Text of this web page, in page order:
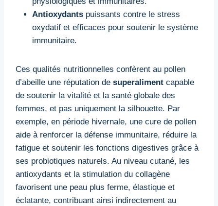
Antioxydants puissants contre le stress
oxydatif et efficaces pour soutenir le système
immunitaire.
Ces qualités nutritionnelles confèrent au pollen
d’abeille une réputation de superaliment capable
de soutenir la vitalité et la santé globale des
femmes, et pas uniquement la silhouette. Par
exemple, en période hivernale, une cure de pollen
aide à renforcer la défense immunitaire, réduire la
fatigue et soutenir les fonctions digestives grâce à
ses probiotiques naturels. Au niveau cutané, les
antioxydants et la stimulation du collagène
favorisent une peau plus ferme, élastique et
éclatante, contribuant ainsi indirectement au